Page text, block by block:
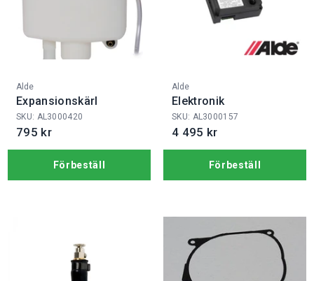
Fabrikat:
Alde
Expansionskärl
SKU: AL3000420
795 kr
Förbeställ
Fabrikat:
Alde
Elektronik
SKU: AL3000157
4 495 kr
Förbeställ